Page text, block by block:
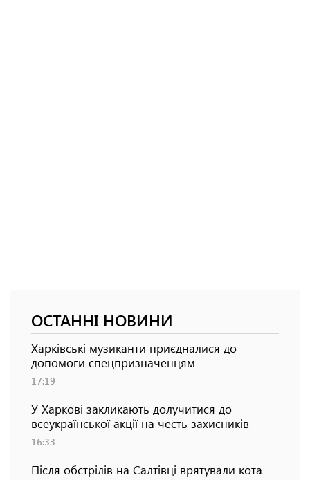
ОСТАННІ НОВИНИ
Харківські музиканти приєдналися до
допомоги спецпризначенцям
17:19
У Харкові закликають долучитися до
всеукраїнської акції на честь захисників
16:33
Після обстрілів на Салтівці врятували кота